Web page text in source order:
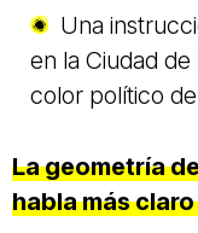
Una
en la Ciudad
color político
La geometría
habla más